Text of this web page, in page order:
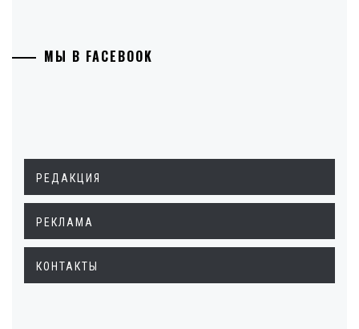
МЫ В FACEBOOK
РЕДАКЦИЯ
РЕКЛАМА
КОНТАКТЫ